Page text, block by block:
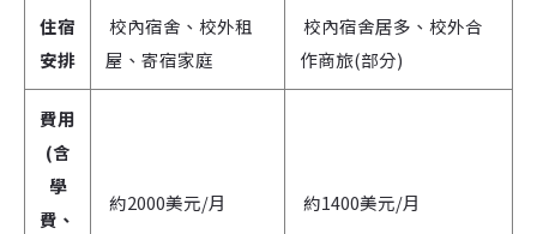
住宿
安排
校內宿舍、校外租
屋、寄宿家庭
校內宿舍居多、校外合
作商旅(部分)
費用
(含
學
費、
約2000美元/月 約1400美元/月